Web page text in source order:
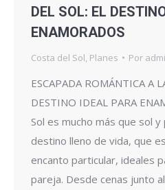
DEL SOL: EL
ENAMORADOS
Costa del Sol Planes Por
ESCAPADA ROMÁNTICA A
DESTINO IDEAL PARA
Sol es mucho más que sol
destino lleno de vida, que
encanto particular, ideales
pareja. Desde cenas junto